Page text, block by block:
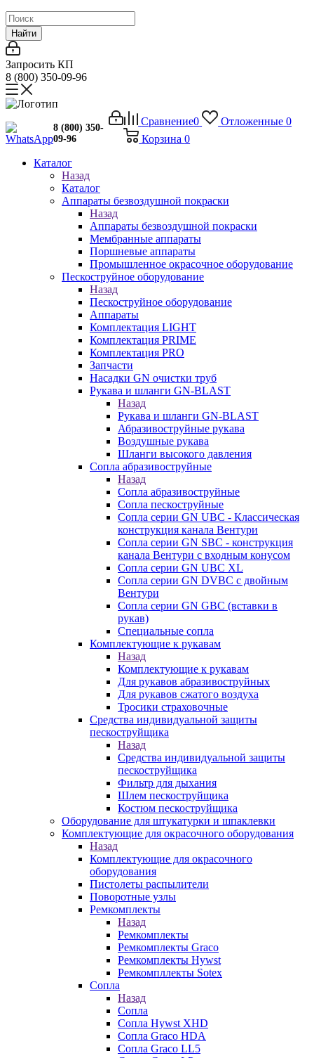
Найти
Запросить КП
8 (800) 350-09-96
Сравнение0 Отложенные 0
Корзина 0
8 (800) 350-
09-96
Каталог
Назад
Каталог
Аппараты безвоздушной покраски
Назад
Аппараты безвоздушной покраски
Мембранные аппараты
Поршневые аппараты
Промышленное окрасочное оборудование
Пескоструйное оборудование
Назад
Пескоструйное оборудование
Аппараты
Комплектация LIGHT
Комплектация PRIME
Комплектация PRO
Запчасти
Насадки GN очистки труб
Рукава и шланги GN-BLAST
Назад
Рукава и шланги GN-BLAST
Абразивоструйные рукава
Воздушные рукава
Шланги высокого давления
Сопла абразивоструйные
Назад
Сопла абразивоструйные
Сопла пескоструйные
Сопла серии GN UBC - Классическая
конструкция канала Вентури
Сопла серии GN SBC - конструкция
канала Вентури c входным конусом
Сопла серии GN UBC XL
Сопла серии GN DVBC с двойным
Вентури
Сопла серии GN GBC (вставки в
рукав)
Специальные сопла
Комплектующие к рукавам
Назад
Комплектующие к рукавам
Для рукавов абразивоструйных
Для рукавов сжатого воздуха
Тросики страховочные
Средства индивидуальной защиты
пескоструйщика
Назад
Средства индивидуальной защиты
пескоструйщика
Фильтр для дыхания
Шлем пескоструйщика
Костюм пескоструйщика
Оборудование для штукатурки и шпаклевки
Комплектующие для окрасочного оборудования
Назад
Комплектующие для окрасочного
оборудования
Пистолеты распылители
Поворотные узлы
Ремкомплекты
Назад
Ремкомплекты
Ремкомплекты Graco
Ремкомплекты Hywst
Ремкомпллекты Sotex
Сопла
Назад
Сопла
Сопла Hywst XHD
Сопла Graco HDA
Сопла Graco LL5